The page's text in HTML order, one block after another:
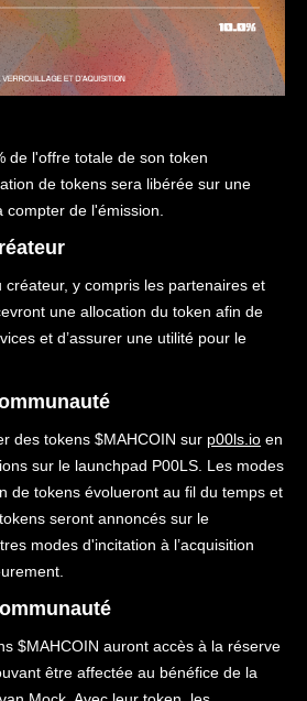
de l'offre totale de son token
de tokens sera libérée sur une
de l'émission.
créateur, y compris les partenaires et
une allocation du token afin de
et d’assurer une utilité pour le
des tokens $MAHCOIN sur p00ls.io en
sur le launchpad P00LS. Les modes
de tokens évolueront au fil du temps et
seront annoncés sur le
modes d'incitation à l’acquisition
$MAHCOIN auront accès à la réserve
être affectée au bénéfice de la